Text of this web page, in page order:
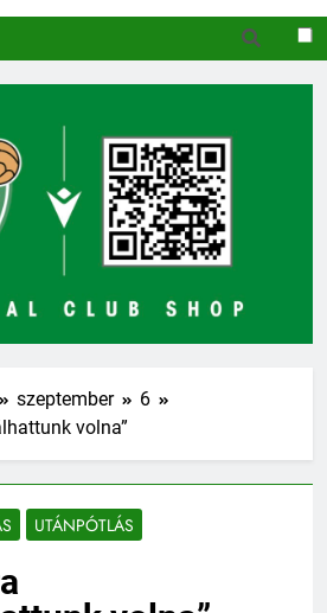
szeptember
6
volna”
UTÁNPÓTLÁS